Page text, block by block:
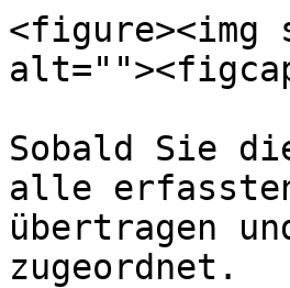
<figure><img
Sobald Sie
alle
übertragen
zugeordnet.